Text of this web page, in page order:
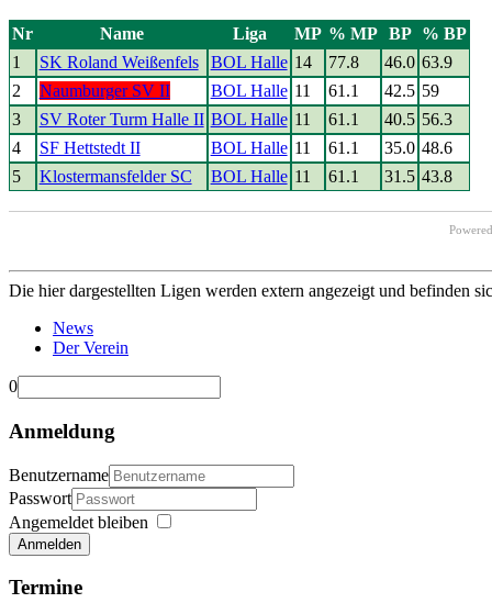
Nr Name Liga MP % MP BP
% BP
1
SK Roland Weißenfels BOL Halle 14 77.8 46.0 63.9
2
Naumburger SV II BOL Halle 11 61.1 42.5 59
3
SV Roter Turm Halle II BOL Halle 11 61.1 40.5 56.3
4
SF Hettstedt II BOL Halle 11 61.1 35.0 48.6
5
Klostermansfelder SC BOL Halle 11 61.1 31.5 43.8
Die hier dargestellten Ligen werden extern angezeigt und befinden
News
Der Verein
0
Anmeldung
Benutzername
Passwort
Angemeldet bleiben
Anmelden
Termine